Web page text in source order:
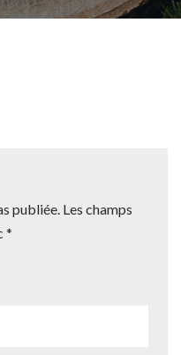
publiée. Les champs
*